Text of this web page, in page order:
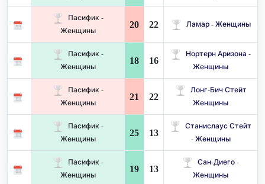
Пасифик -
Женщины
20 22 Ламар - Женщины
Пасифик -
Женщины
18 16
Нортерн Аризона -
Женщины
Пасифик -
Женщины
21 22
Лонг-Бич Стейт
Женщины
Пасифик -
Женщины
25 13
Станислаус Стейт
- Женщины
Пасифик -
Женщины
19 13
Сан-Диего -
Женщины